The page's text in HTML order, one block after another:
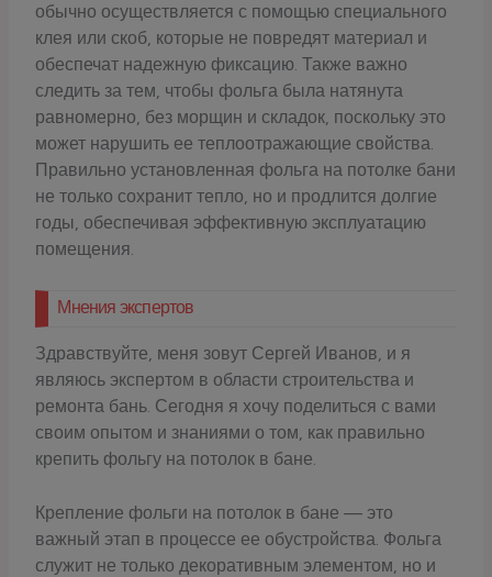
обычно осуществляется с помощью специального
клея или скоб, которые не повредят материал и
обеспечат надежную фиксацию. Также важно
следить за тем, чтобы фольга была натянута
равномерно, без морщин и складок, поскольку это
может нарушить ее теплоотражающие свойства.
Правильно установленная фольга на потолке бани
не только сохранит тепло, но и продлится долгие
годы, обеспечивая эффективную эксплуатацию
помещения.
Мнения экспертов
Здравствуйте, меня зовут Сергей Иванов, и я
являюсь экспертом в области строительства и
ремонта бань. Сегодня я хочу поделиться с вами
своим опытом и знаниями о том, как правильно
крепить фольгу на потолок в бане.
Крепление фольги на потолок в бане — это
важный этап в процессе ее обустройства. Фольга
служит не только декоративным элементом, но и